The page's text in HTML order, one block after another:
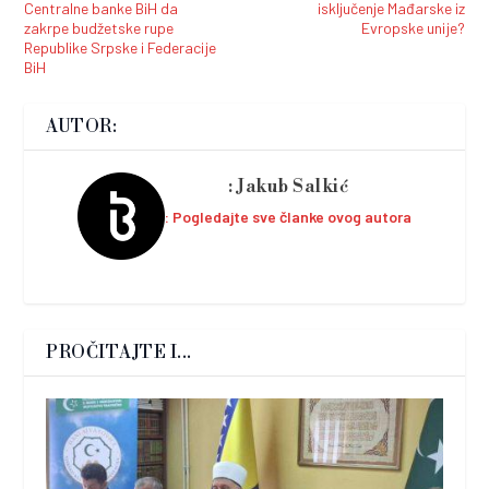
Centralne banke BiH da
zakrpe budžetske rupe
Republike Srpske i Federacije
BiH
isključenje Mađarske iz
Evropske unije?
AUTOR:
Jakub Salkić
Pogledajte sve članke ovog autora
PROČITAJTE I...